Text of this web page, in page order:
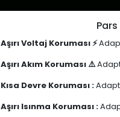
Aşırı Voltaj Koruması ⚡
Aşırı Akım Koruması ⚠️
Kısa Devre Koruması :
Aşırı Isınma Koruması :